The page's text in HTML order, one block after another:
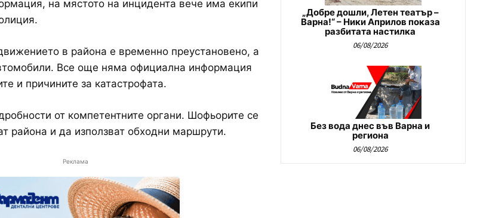
на мястото на инцидента вече има екипи
в района е временно преустановено, а
Все още няма официална информация
и причините за катастрофата.
от компетентните органи. Шофьорите се
района и да използват обходни маршрути.
Реклама
„Добре дошли, Летен театър –
Варна!“ – Ники Априлов показа
разбитата настилка
06/08/2026
Без вода днес във Варна и
региона
06/08/2026